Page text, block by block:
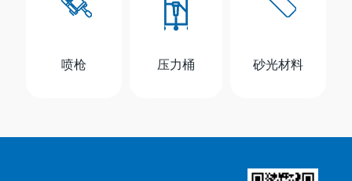
喷枪 压力桶 砂光材料